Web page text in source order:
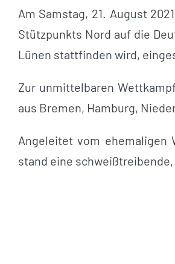
Am Samstag, 21. August
Stützpunkts Nord auf die
Lünen stattfinden wird,
Zur unmittelbaren
aus Bremen, Hamburg,
Angeleitet vom ehemaligen
stand eine